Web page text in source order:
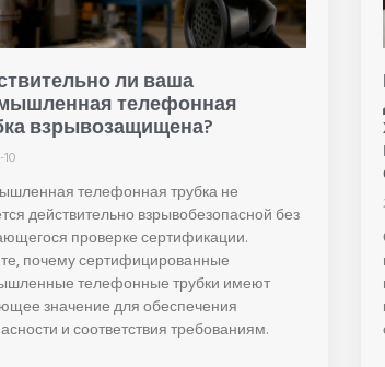
ли ваша
телефонная
взрывозащищена?
телефонная трубка не
действительно взрывобезопасной без
проверке сертификации.
почему сертифицированные
телефонные трубки имеют
значение для обеспечения
и соответствия требованиям.